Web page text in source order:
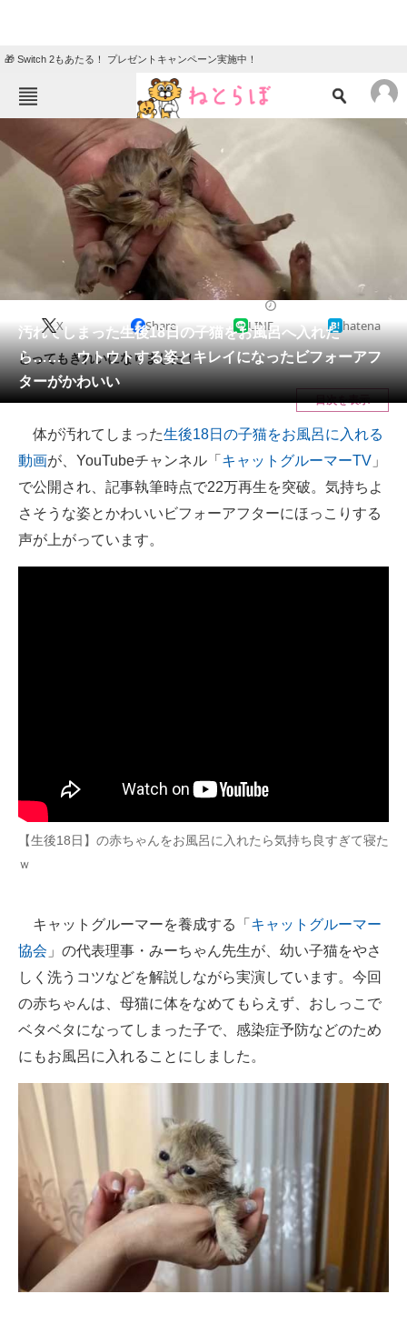
🎁 Switch 2もあたる！ プレゼントキャンペーン実施中！
ねとらぼメニュー
TOP ニュース
クイズ
地域
教育・育児
リサーチ
会員記事
メディア
注目記事を集めた総合ページ
ITの今と未来を見通す
スマホと通信の最新トレンド
進化するPCとデバイスの未来
ITエンジニア向け専門サイト
企業向けIT製品の総合サイト
製造業のIT導入・活用を支援
モノづくり技術者専門サイト
電子設計の基本と応用
建設×テクノロジーの最前線
ちょっと気になるネットの話題
汚れてしまった生後18日の子猫をお風呂へ入れた
ら…… ウトウトする姿とキレイになったビフォーアフ
ターがかわいい
X Share LINE hatena
とってもきれいになりました！
目次を表示
体が汚れてしまった生後18日の子猫をお風呂に入れる
動画が、YouTubeチャンネル「 キャットグルーマーTV 」
で公開され、記事執筆時点で22万再生を突破。気持ちよ
さそうな姿とかわいいビフォーアフターにほっこりする
声が上がっています。
【生後18日】の赤ちゃんをお風呂に入れたら気持ち良すぎて寝た
ｗ
キャットグルーマーを養成する「 キャットグルーマー
協会 」の代表理事・みーちゃん先生が、幼い子猫をやさ
しく洗うコツなどを解説しながら実演しています。今回
の赤ちゃんは、母猫に体をなめてもらえず、おしっこで
ベタベタになってしまった子で、感染症予防などのため
にもお風呂に入れることにしました。